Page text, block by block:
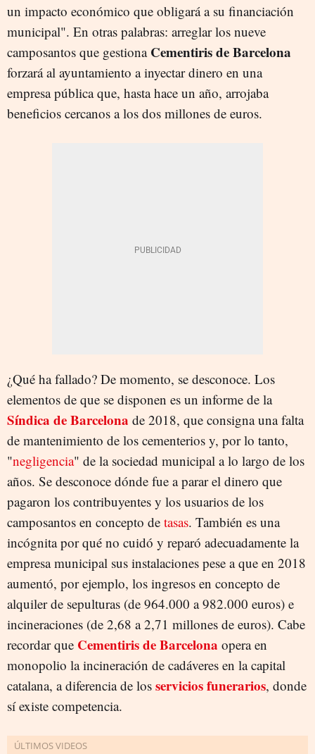
un impacto económico que obligará a su financiación
municipal". En otras palabras: arreglar los nueve
camposantos que gestiona Cementiris de Barcelona
forzará al ayuntamiento a inyectar dinero en una
empresa pública que, hasta hace un año, arrojaba
beneficios cercanos a los dos millones de euros.
¿Qué ha fallado? De momento, se desconoce. Los
elementos de que se disponen es un informe de la
Síndica de Barcelona de 2018, que consigna una falta
de mantenimiento de los cementerios y, por lo tanto,
"negligencia" de la sociedad municipal a lo largo de los
años. Se desconoce dónde fue a parar el dinero que
pagaron los contribuyentes y los usuarios de los
camposantos en concepto de tasas. También es una
incógnita por qué no cuidó y reparó adecuadamente la
empresa municipal sus instalaciones pese a que en 2018
aumentó, por ejemplo, los ingresos en concepto de
alquiler de sepulturas (de 964.000 a 982.000 euros) e
incineraciones (de 2,68 a 2,71 millones de euros). Cabe
recordar que Cementiris de Barcelona opera en
monopolio la incineración de cadáveres en la capital
catalana, a diferencia de los servicios funerarios, donde
sí existe competencia.